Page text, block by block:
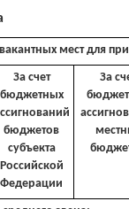
мест для
За счет
бюджетных
бюджетов
субъекта
Российской
Федерации
За